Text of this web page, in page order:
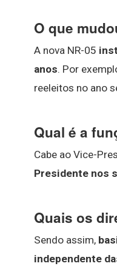
O que
A nova NR-05
anos. Por
reeleitos no ano
Qual é a
Cabe ao Vice-
Presidente nos
Quais os
Sendo assim,
independente